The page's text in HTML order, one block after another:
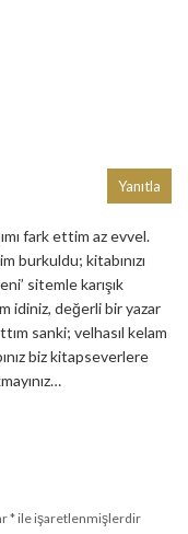
fark ettim az evvel.
burkuldu; kitabınızı
sitemle karışık
idiniz, değerli bir yazar
sanki; velhasıl kelam
biz kitapseverlere
Yanıtla
*ile işaretlenmişlerdir